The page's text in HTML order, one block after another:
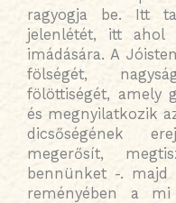
ragyogja be. Itt
jelenlétét, itt ahol
imádására. A
fölségét,
fölöttiségét, amely
és megnyilatkozik
dicsőségének
megerősít,
bennünket -. majd
reményében a